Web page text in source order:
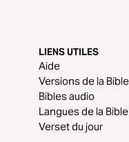
LIENS UTILES
Aide
Versions de la Bible
Bibles audio
Langues de la Bible
Verset du jour